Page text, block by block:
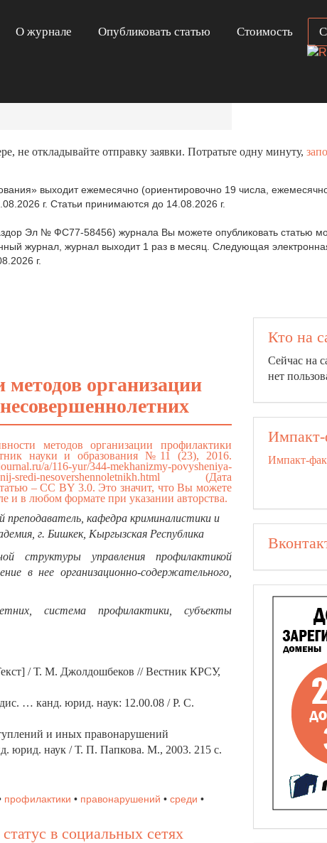
О журнале Опубликовать статью Стоимость
не откладывайте отправку заявки. Потратьте одну минуту,
выходит ежемесячно (ориентировочно 19 числа, ежемесячно
г. Статьи принимаются до 14.08.2026 г.
Эл № ФС77-58456) журнала Вы можете опубликовать статью
журнал, журнал выходит 1 раз в месяц. Следующая
г.
организации
методов организации профилактики
науки и образования №11 (23), 2016.
a/116-yur/344-mekhanizmy-povysheniya-
sredi-nesovershennoletnikh.html (Дата
– CC BY 3.0. Это значит, что Вы можете
и в любом формате при указании авторства.
преподаватель, кафедра криминалистики и
г. Бишкек, Кыргызская Республика
cтруктуры управления профилактикой
в нее организационно-cодержательного,
система профилактики, субъекты
/ Т. М. Джолдошбеков // Вестник КРСУ,
… канд. юрид. наук: 12.00.08 / Р. С.
и иных правонарушений
юрид. наук / Т. П. Папкова. М., 2003. 215 с.
профилактики • правонарушений • среди •
в социальных сетях
Кто на
Сейчас на
нет
Импакт-
Импакт-